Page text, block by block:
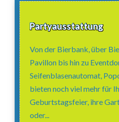
Partyausstattung
Von der Bierbank, über
Pavillon bis hin zu
Seifenblasenautomat,
bieten noch viel mehr für
Geburtstagsfeier, ihre
oder...